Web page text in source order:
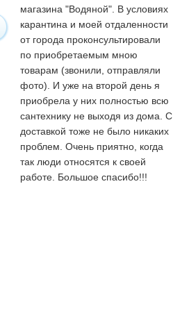
магазина "Водяной". В условиях
карантина и моей отдаленности
от города проконсультировали
по приобретаемым мною
товарам (звонили, отправляли
фото). И уже на второй день я
приобрела у них полностью всю
сантехнику не выходя из дома. С
доставкой тоже не было никаких
проблем. Очень приятно, когда
так люди относятся к своей
работе. Большое спасибо!!!